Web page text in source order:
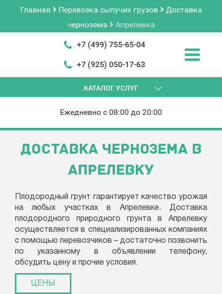
Главная Перевозка сыпучих грузов
Доставка
чернозема
Апрелевка
+7 (499) 755-65-04
+7 (925) 050-17-63
КАТАЛОГ УСЛУГ
Ежедневно с 08:00 до 20:00
ДОСТАВКА ЧЕРНОЗЕМА В
АПРЕЛЕВКУ
Плодородный грунт гарантирует качество урожая
на любых участках в Апрелевке. Доставка
плодородного природного грунта в Апрелевку
осуществляется в специализированных компаниях
с помощью перевозчиков – достаточно позвонить
по указанному в объявлении телефону,
обсудить цену и прочие условия.
ЦЕНЫ